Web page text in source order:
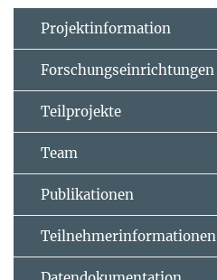
Projektinformation
Forschungseinrichtungen
Teilprojekte
Team
Publikationen
Teilnehmerinformationen